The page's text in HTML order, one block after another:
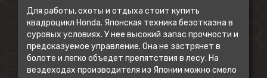
Для работы, охоты и отдыха стоит купить
квадроцикл Honda. Японская техника безотказна в
суровых условиях. У нее высокий запас прочности и
предсказуемое управление. Она не застрянет в
болоте и легко объедет препятствия в лесу. На
вездеходах производителя из Японии можно смело